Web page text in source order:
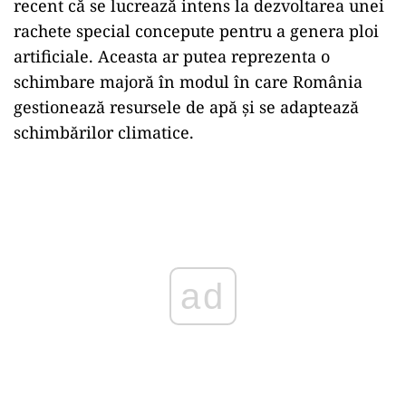
recent că se lucrează intens la dezvoltarea unei
rachete special concepute pentru a genera ploi
artificiale. Aceasta ar putea reprezenta o
schimbare majoră în modul în care România
gestionează resursele de apă și se adaptează
schimbărilor climatice.
ad